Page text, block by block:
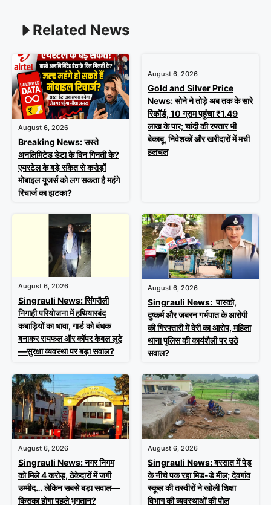
Related News
August 6, 2026
Breaking News: सस्ते
अनलिमिटेड डेटा के दिन गिनती के?
एयरटेल के बड़े संकेत से करोड़ों
मोबाइल यूजर्स को लग सकता है महंगे
रिचार्ज का झटका?
August 6, 2026
Gold and Silver Price
News: सोने ने तोड़े अब तक के सारे
रिकॉर्ड, 10 ग्राम पहुंचा ₹1.49
लाख के पार; चांदी की रफ्तार भी
बेकाबू, निवेशकों और खरीदारों में मची
हलचल
August 6, 2026
Singrauli News: सिंगरौली
निगाही परियोजना में हथियारबंद
कबाड़ियों का धावा, गार्ड को बंधक
बनाकर रायफल और कॉपर केबल लूटे
—सुरक्षा व्यवस्था पर बड़ा सवाल?
August 6, 2026
Singrauli News: पास्को,
दुष्कर्म और जबरन गर्भपात के आरोपी
की गिरफ्तारी में देरी का आरोप, महिला
थाना पुलिस की कार्यशैली पर उठे
सवाल?
August 6, 2026
Singrauli News: नगर निगम
को मिले 4 करोड़, ठेकेदारों में जगी
उम्मीद… लेकिन सबसे बड़ा सवाल—
किसका होगा पहले भुगतान?
August 6, 2026
Singrauli News: बरसात में पेड़
के नीचे पक रहा मिड-डे मील; देवगांव
स्कूल की तस्वीरों ने खोली शिक्षा
विभाग की व्यवस्थाओं की पोल